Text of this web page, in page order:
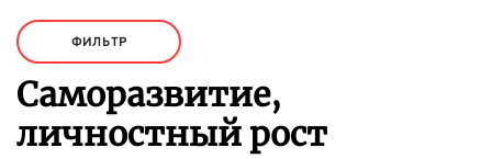
ФИЛЬТР
Саморазвитие,
личностный рост